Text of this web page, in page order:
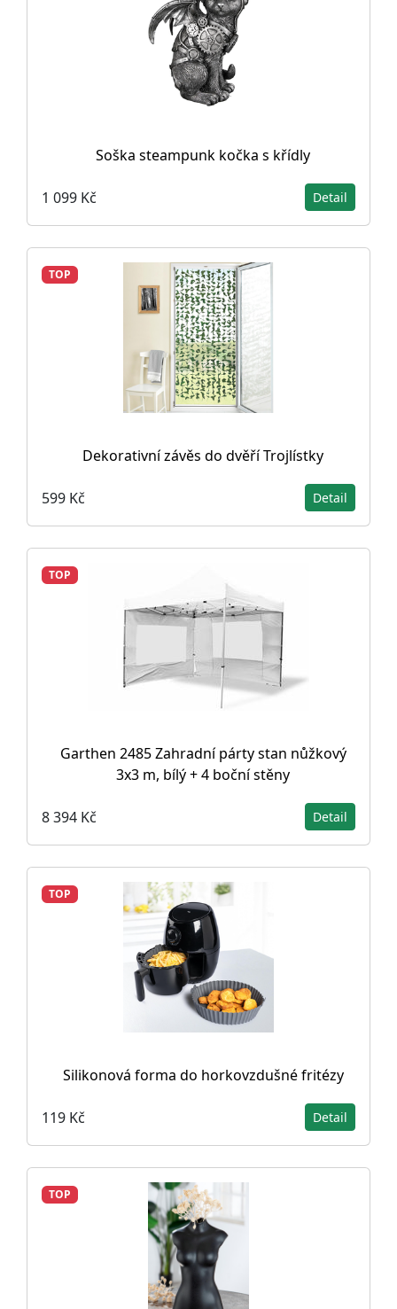
Soška steampunk kočka s křídly
1 099 Kč Detail
TOP
Dekorativní závěs do dvěří Trojlístky
599 Kč Detail
TOP
Garthen 2485 Zahradní párty stan nůžkový
3x3 m, bílý + 4 boční stěny
8 394 Kč Detail
TOP
Silikonová forma do horkovzdušné fritézy
119 Kč Detail
TOP